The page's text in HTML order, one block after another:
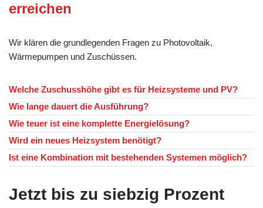
erreichen
Wir klären die grundlegenden Fragen zu Photovoltaik,
Wärmepumpen und Zuschüssen.
Welche Zuschusshöhe gibt es für Heizsysteme und PV?
Wie lange dauert die Ausführung?
Wie teuer ist eine komplette Energielösung?
Wird ein neues Heizsystem benötigt?
Ist eine Kombination mit bestehenden Systemen möglich?
Jetzt bis zu siebzig Prozent